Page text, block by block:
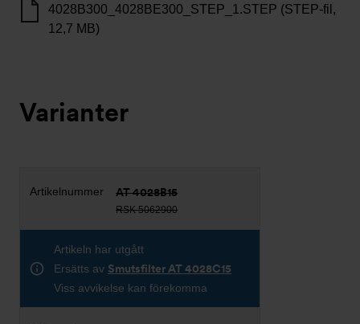
4028B300_4028BE300_STEP_1.STEP (STEP-fil,
12,7 MB)
Varianter
AT 4028B15
RSK 5062900
Artikeln har utgått
Ersätts av Smutsfilter AT 4028C15
Viss avvikelse kan förekomma